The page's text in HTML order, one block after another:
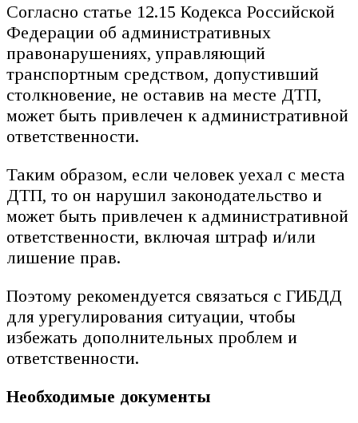
Согласно статье 12.15 Кодекса Российской
Федерации об административных
правонарушениях, управляющий
транспортным средством, допустивший
столкновение, не оставив на месте ДТП,
может быть привлечен к административной
ответственности.
Таким образом, если человек уехал с места
ДТП, то он нарушил законодательство и
может быть привлечен к административной
ответственности, включая штраф и/или
лишение прав.
Поэтому рекомендуется связаться с ГИБДД
для урегулирования ситуации, чтобы
избежать дополнительных проблем и
ответственности.
Необходимые документы